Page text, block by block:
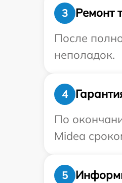
3
Ремонт
После
неполадок.
4
По
Midea
5